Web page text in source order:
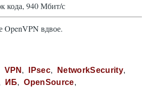
кода, 940 Мбит/с
OpenVPN вдвое.
VPN IPsec
NetworkSecurity
ИБ
OpenSource